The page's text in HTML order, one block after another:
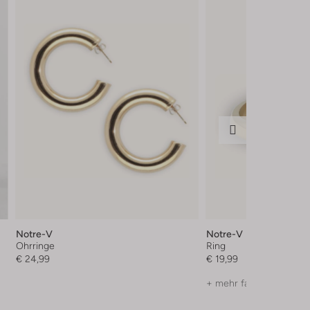
Notre-V
Ohrringe
€ 24,99
Notre-V
Ring
€ 19,99
+ mehr farben